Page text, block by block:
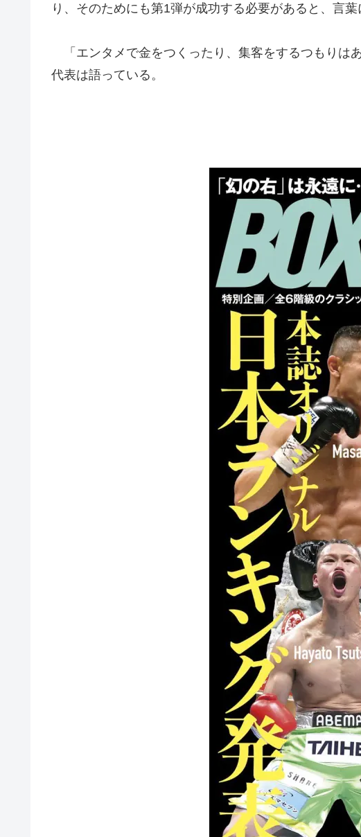
り、そのためにも第1弾が成功する必要があると、言葉
「エンタメで金をつくったり、集客をするつもりは
代表は語っている。